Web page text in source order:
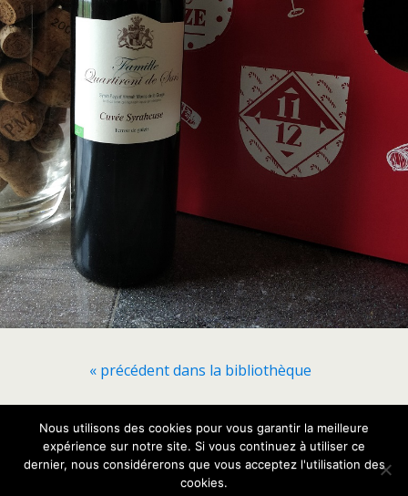
« précédent dans la bibliothèque
Retour au début
Nous utilisons des cookies pour vous garantir la meilleure
expérience sur notre site. Si vous continuez à utiliser ce
dernier, nous considérerons que vous acceptez l'utilisation des
cookies.